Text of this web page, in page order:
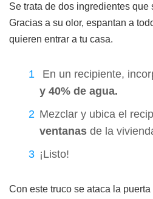
Se trata de dos ingredientes que
Gracias a su olor, espantan a
quieren entrar a tu casa.
En un recipiente,
y 40% de agua.
Mezclar y ubica el
ventanas de la
¡Listo!
Con este truco se ataca la